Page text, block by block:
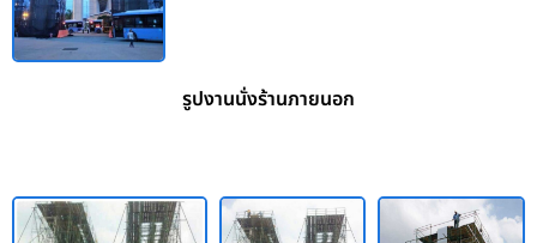
รูปงานนั่งร้านภายนอก